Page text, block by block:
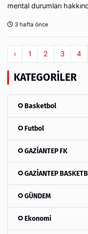
mental durumları
3 hafta önce
‹ 1 2 3 4
KATEGORILER
Basketbol
Futbol
GAZİANTEP FK
GAZİANTEP
GÜNDEM
Ekonomi